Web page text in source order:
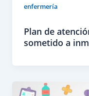
enfermería
Plan de
sometido a